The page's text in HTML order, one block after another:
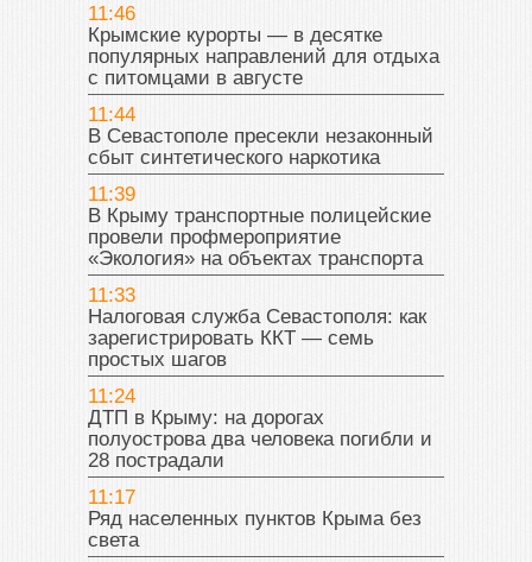
11:46
Крымские курорты — в десятке
популярных направлений для отдыха
с питомцами в августе
11:44
В Севастополе пресекли незаконный
сбыт синтетического наркотика
11:39
В Крыму транспортные полицейские
провели профмероприятие
«Экология» на объектах транспорта
11:33
Налоговая служба Севастополя: как
зарегистрировать ККТ — семь
простых шагов
11:24
ДТП в Крыму: на дорогах
полуострова два человека погибли и
28 пострадали
11:17
Ряд населенных пунктов Крыма без
света